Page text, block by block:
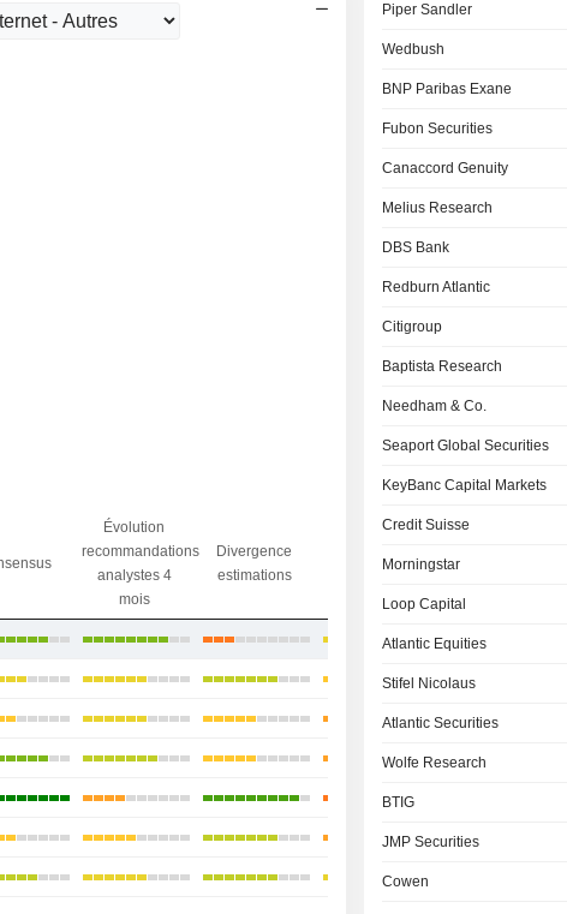
Évolution
recommandations
analystes 4
mois
Divergence
estimations
objectif
+3,84%
+40,72%
+26,73%
+50,5%
+51,11%
Piper Sandler
Wedbush
BNP Paribas Exane
Fubon Securities
Canaccord Genuity
Melius Research
DBS Bank
Redburn Atlantic
Citigroup
Baptista Research
Needham & Co.
Seaport Global Securities
KeyBanc Capital Markets
Credit Suisse
Morningstar
Loop Capital
Atlantic Equities
Stifel Nicolaus
Atlantic Securities
Wolfe Research
BTIG
JMP Securities
Cowen